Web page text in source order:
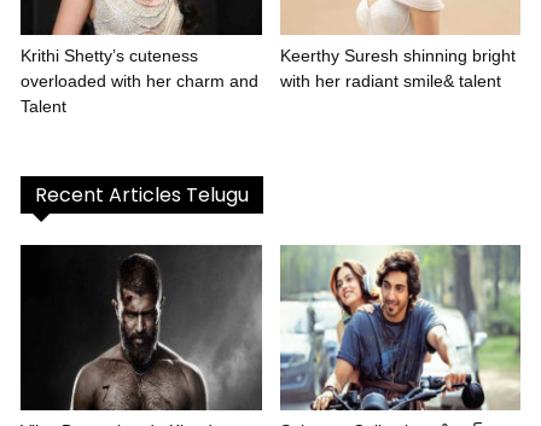
Krithi Shetty’s cuteness
overloaded with her charm and
Talent
Keerthy Suresh shinning bright
with her radiant smile& talent
Recent Articles Telugu